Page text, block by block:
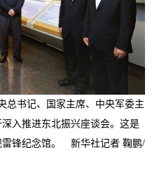
书记、国家主席、中央军委主
入推进东北振兴座谈会。这是
雷锋纪念馆。 新华社记者 鞠鹏/